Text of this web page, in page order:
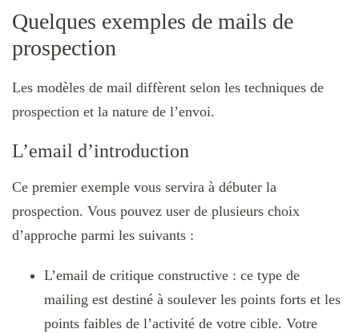
Quelques exemples de mails de
prospection
Les modèles de mail diffèrent selon les techniques de
prospection et la nature de l’envoi.
L’email d’introduction
Ce premier exemple vous servira à débuter la
prospection. Vous pouvez user de plusieurs choix
d’approche parmi les suivants :
L’email de critique constructive : ce type de
mailing est destiné à soulever les points forts et les
points faibles de l’activité de votre cible. Votre